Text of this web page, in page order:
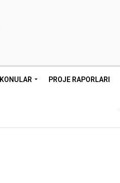
KONULAR PROJE RAPORLARI